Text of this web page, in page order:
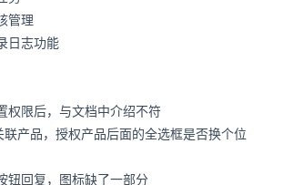
管理
日志功能
权限后，与文档中介绍不符
联产品，授权产品后面的全选框是否换个位
钮回复，图标缺了一部分